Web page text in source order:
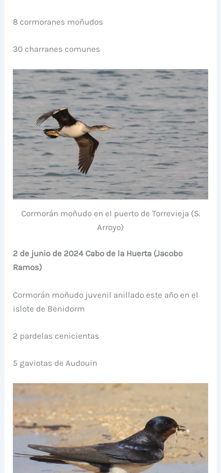
8 cormoranes moñudos
30 charranes comunes
Cormorán moñudo en el puerto de Torrevieja (S.
Arroyo)
2 de junio de 2024 Cabo de la Huerta (Jacobo
Ramos)
Cormorán moñudo juvenil anillado este año en el
islote de Benidorm
2 pardelas cenicientas
5 gaviotas de Audouin